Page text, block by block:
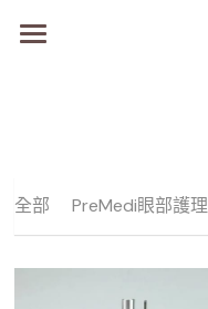
品牌開店包
全部 PreMedi眼部護理